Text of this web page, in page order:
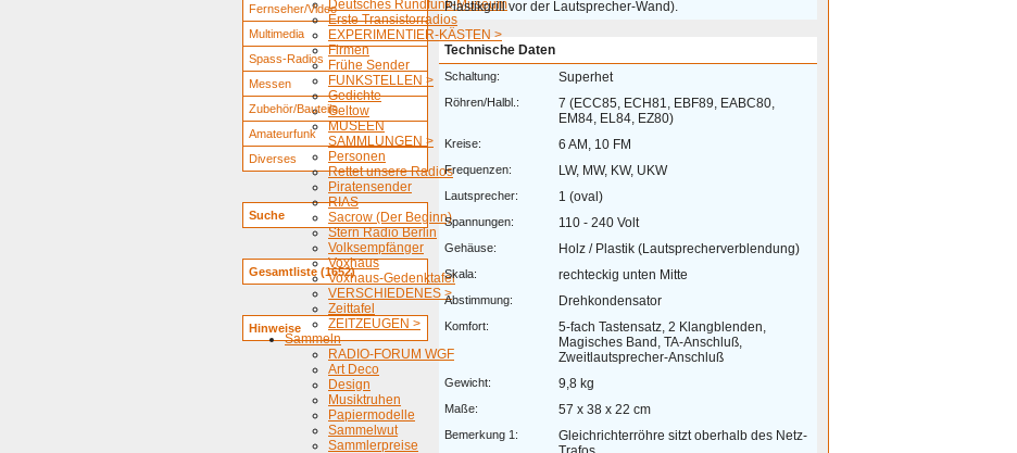
Deutsches Rundfunk-Museum
Erste Transistorradios
EXPERIMENTIER-KÄSTEN >
Firmen
Frühe Sender
FUNKSTELLEN >
Gedichte
Geltow
MUSEEN
SAMMLUNGEN >
Personen
Rettet unsere Radios
Piratensender
RIAS
Sacrow (Der Beginn)
Stern Radio Berlin
Volksempfänger
Voxhaus
Voxhaus-Gedenktafel
VERSCHIEDENES >
Zeittafel
ZEITZEUGEN >
Sammeln
RADIO-FORUM WGF
Art Deco
Design
Musiktruhen
Papiermodelle
Sammelwut
Sammlerpreise
Fernseher/Video
Multimedia
Spass-Radios
Messen
Zubehör/Bauteile
Amateurfunk
Diverses
Suche
Gesamtliste (1652)
Hinweise
Plastikgrill vor der Lautsprecher-Wand).
Technische Daten
Schaltung: Superhet
Röhren/Halbl.:
7 (ECC85, ECH81, EBF89, EABC80,
EM84, EL84, EZ80)
Kreise: 6 AM, 10 FM
Frequenzen: LW, MW, KW, UKW
Lautsprecher: 1 (oval)
Spannungen: 110 - 240 Volt
Gehäuse: Holz / Plastik (Lautsprecherverblendung)
Skala: rechteckig unten Mitte
Abstimmung: Drehkondensator
Komfort:
5-fach Tastensatz, 2 Klangblenden,
Magisches Band, TA-Anschluß,
Zweitlautsprecher-Anschluß
Gewicht: 9,8 kg
Maße: 57 x 38 x 22 cm
Bemerkung 1:
Gleichrichterröhre sitzt oberhalb des Netz-